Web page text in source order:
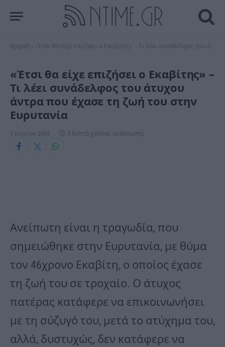
Αρχική «Έτσι θα είχε επιζήσει ο Εκαβίτης» – Τι λέει συνάδελφος του άτυχου άντρα που έχασε τη ζωή του στην Ευρυτανία
«Έτσι θα είχε επιζήσει ο Εκαβίτης» –
Τι λέει συνάδελφος του άτυχου
άντρα που έχασε τη ζωή του στην
Ευρυτανία
3 Ιουνίου 2024 3 λεπτά χρόνος ανάγνωσης
Ανείπωτη είναι η τραγωδία, που
σημειώθηκε στην Ευρυτανία, με θύμα
τον 46χρονο Εκαβίτη, ο οποίος έχασε
τη ζωή του σε τροχαίο. Ο άτυχος
πατέρας κατάφερε να επικοινωνήσει
με τη σύζυγό του, μετά το ατύχημα του,
αλλά, δυστυχώς, δεν κατάφερε να